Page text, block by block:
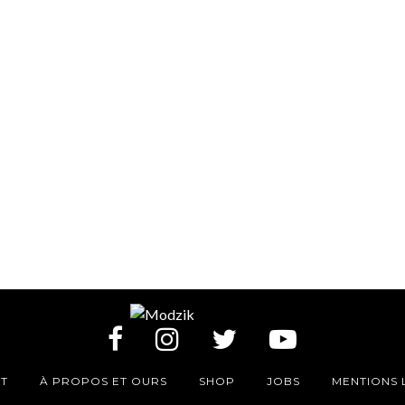
À PROPOS ET OURS SHOP JOBS MENTIONS